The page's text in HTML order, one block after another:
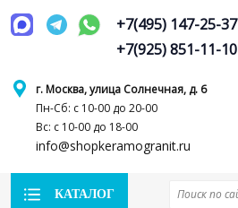
г. Москва, улица Солнечная, д. 6
Пн-Сб: с 10-00 до 20-00
Вс: с 10-00 до 18-00
info@shopkeramogranit.ru
+7(495) 147-25-37
+7(925) 851-11-10
КАТАЛОГ